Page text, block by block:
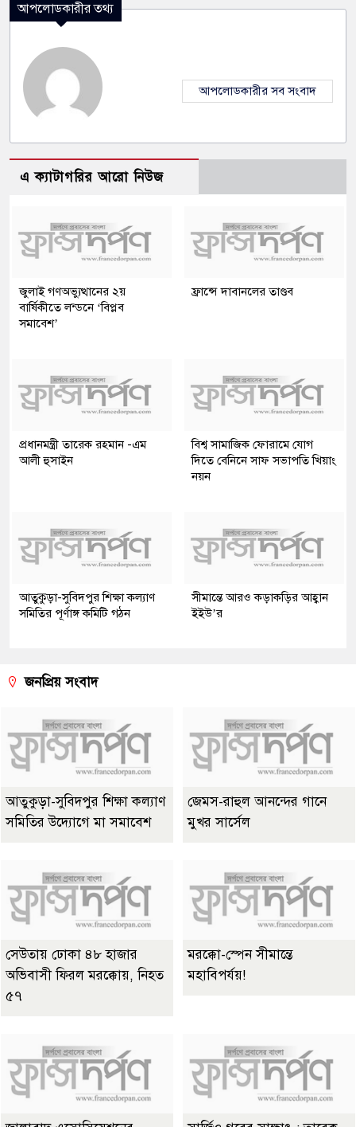
আপলোডকারীর তথ্য
আপলোডকারীর সব সংবাদ
এ ক্যাটাগরির আরো নিউজ
জুলাই গণঅভ্যুত্থানের ২য়
বার্ষিকীতে লন্ডনে ‘বিপ্লব
সমাবেশ’
ফ্রান্সে দাবানলের তাণ্ডব
প্রধানমন্ত্রী তারেক রহমান -এম
আলী হুসাইন
বিশ্ব সামাজিক ফোরামে যোগ
দিতে বেনিনে সাফ সভাপতি খিয়াং
নয়ন
আতুকুড়া-সুবিদপুর শিক্ষা কল্যাণ
সমিতির পূর্ণাঙ্গ কমিটি গঠন
সীমান্তে আরও কড়াকড়ির আহ্বান
ইইউ’র
জনপ্রিয় সংবাদ
আতুকুড়া-সুবিদপুর শিক্ষা কল্যাণ
সমিতির উদ্যোগে মা সমাবেশ
জেমস-রাহুল আনন্দের গানে
মুখর সার্সেল
সেউতায় ঢোকা ৪৮ হাজার
অভিবাসী ফিরল মরক্কোয়, নিহত
৫৭
মরক্কো-স্পেন সীমান্তে
মহাবিপর্যয়!